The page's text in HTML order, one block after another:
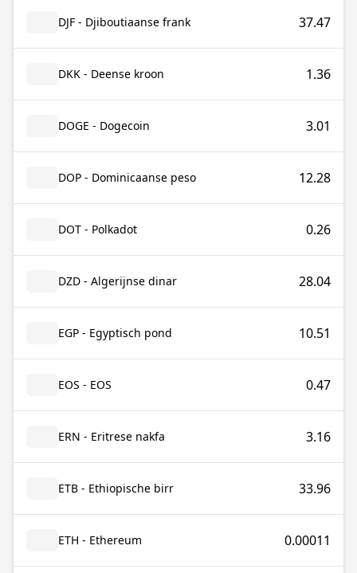
DJF - Djiboutiaanse frank 37.47
DKK - Deense kroon 1.36
DOGE - Dogecoin 3.01
DOP - Dominicaanse peso 12.28
DOT - Polkadot 0.26
DZD - Algerijnse dinar 28.04
EGP - Egyptisch pond 10.51
EOS - EOS 0.47
ERN - Eritrese nakfa 3.16
ETB - Ethiopische birr 33.96
ETH - Ethereum 0.00011